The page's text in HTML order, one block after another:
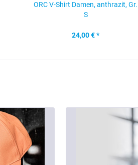
ORC V-Shirt Damen, anthrazit, Gr.
S
24,00 € *